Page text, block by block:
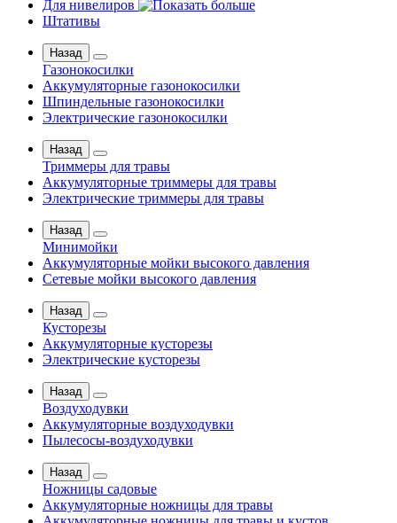
Для нивелиров
Штативы
Назад
Газонокосилки
Аккумуляторные газонокосилки
Шпиндельные газонокосилки
Электрические газонокосилки
Назад
Триммеры для травы
Аккумуляторные триммеры для травы
Электрические триммеры для травы
Назад
Минимойки
Аккумуляторные мойки высокого давления
Сетевые мойки высокого давления
Назад
Кусторезы
Аккумуляторные кусторезы
Электрические кусторезы
Назад
Воздуходувки
Аккумуляторные воздуходувки
Пылесосы-воздуходувки
Назад
Ножницы садовые
Аккумуляторные ножницы для травы